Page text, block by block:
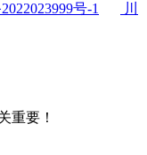
号-1
川
重要！